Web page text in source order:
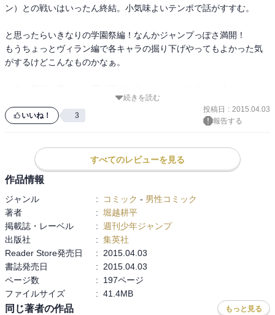
ン）との戦いはいったん終結。小気味よいテンポで話がすすむ。
と思ったらいきなりの学園祭編！なんかジャンプっぽさ満開！
もうちょっとヴィラン編で各キャラの掘り下げやってもよかった気
がするけどこんなものかなぁ。
ほら。あと麗日お茶子のヒーローをめざす理由も。
爆豪が安定の暴れっぷりであっという間に読み切ってしまった。
はやく次読みたいんですけど。
続きを読む
いいね！ 3
投稿日 : 2015.04.03
報告する
すべてのレビューを見る
作品情報
ジャンル : コミック - 男性コミック
著者
: 堀越耕平
掲載誌・レーベル
: 週刊少年ジャンプ
出版社
: 集英社
Reader Store発売日
:
2015.04.03
書誌発売日
:
2015.04.03
ページ数
:
197ページ
ファイルサイズ
: 41.4MB
同じ著者の作品 もっと見る